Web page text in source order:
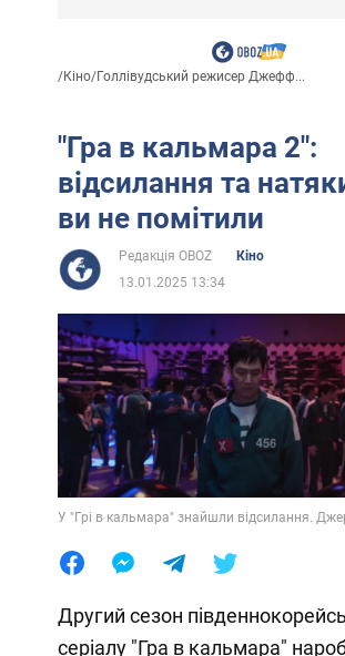
/Кіно/Голлівудський режисер Джефф...
"Гра в кальмара 2":
відсилання та
ви не помітили
Редакція OBOZ
Кіно
13.01.2025 13:34
У "Грі в кальмара" знайшли відсилання.
Другий сезон
серіалу "Гра в кальмара"